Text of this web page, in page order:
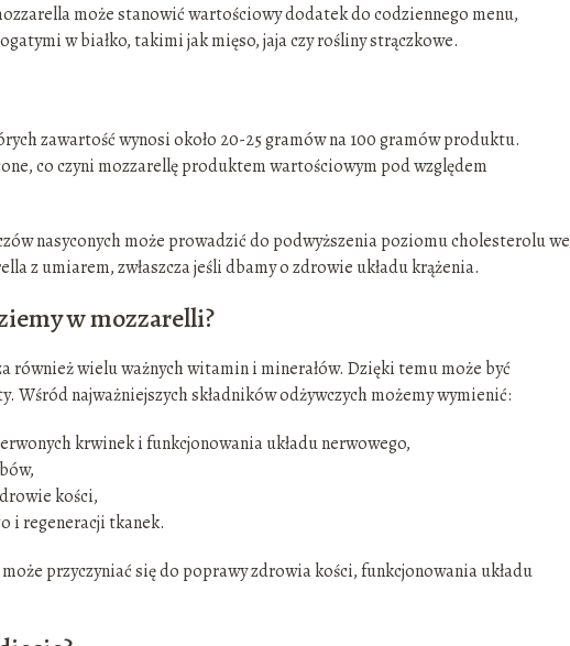
może stanowić wartościowy dodatek do codziennego menu,
w białko, takimi jak mięso, jaja czy rośliny strączkowe.
zawartość wynosi około 20-25 gramów na 100 gramów produktu.
co czyni mozzarellę produktem wartościowym pod względem
nasyconych może prowadzić do podwyższenia poziomu cholesterolu we
z umiarem, zwłaszcza jeśli dbamy o zdrowie układu krążenia.
w mozzarelli?
również wielu ważnych witamin i minerałów. Dzięki temu może być
najważniejszych składników odżywczych możemy wymienić:
krwinek i funkcjonowania układu nerwowego,
kości,
i regeneracji tkanek.
przyczyniać się do poprawy zdrowia kości, funkcjonowania układu